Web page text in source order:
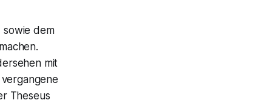
sowie dem
mit
Theseus